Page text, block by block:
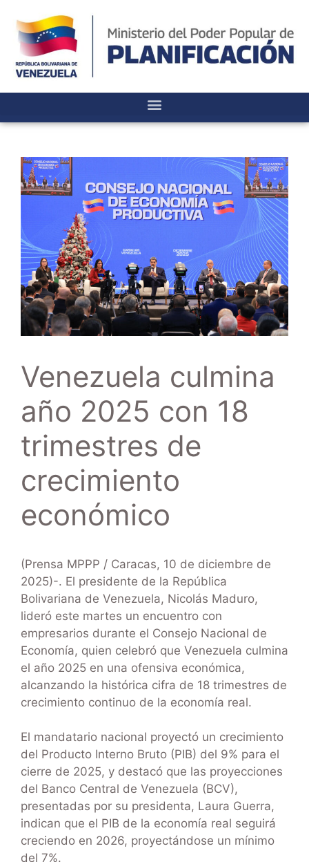
Venezuela culmina
año 2025 con 18
trimestres de
crecimiento
económico
(Prensa MPPP / Caracas, 10 de diciembre de
2025)-. El presidente de la República
Bolivariana de Venezuela, Nicolás Maduro,
lideró este martes un encuentro con
empresarios durante el Consejo Nacional de
Economía, quien celebró que Venezuela culmina
el año 2025 en una ofensiva económica,
alcanzando la histórica cifra de 18 trimestres de
crecimiento continuo de la economía real.
El mandatario nacional proyectó un crecimiento
del Producto Interno Bruto (PIB) del 9% para el
cierre de 2025, y destacó que las proyecciones
del Banco Central de Venezuela (BCV),
presentadas por su presidenta, Laura Guerra,
indican que el PIB de la economía real seguirá
creciendo en 2026, proyectándose un mínimo
del 7%.